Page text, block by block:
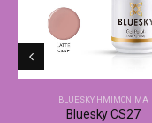
BLUESKY ΗΜΙΜΌΝΙΜΑ
Bluesky CS27